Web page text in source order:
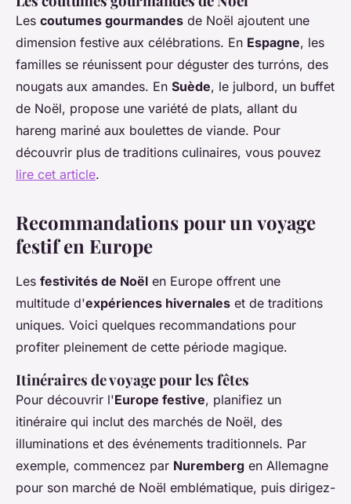
Les coutumes gourmandes de Noël ajoutent une
dimension festive aux célébrations. En Espagne, les
familles se réunissent pour déguster des turróns, des
nougats aux amandes. En Suède, le julbord, un buffet
de Noël, propose une variété de plats, allant du
hareng mariné aux boulettes de viande. Pour
découvrir plus de traditions culinaires, vous pouvez
lire cet article.
Recommandations pour un voyage
festif en Europe
Les festivités de Noël en Europe offrent une
multitude d'expériences hivernales et de traditions
uniques. Voici quelques recommandations pour
profiter pleinement de cette période magique.
Itinéraires de voyage pour les fêtes
Pour découvrir l'Europe festive, planifiez un
itinéraire qui inclut des marchés de Noël, des
illuminations et des événements traditionnels. Par
exemple, commencez par Nuremberg en Allemagne
pour son marché de Noël emblématique, puis dirigez-